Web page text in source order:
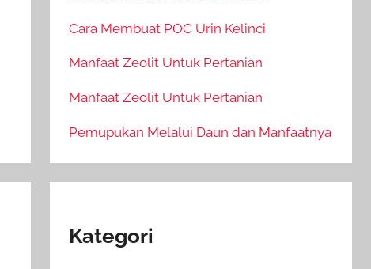
Cara Membuat POC Urin Kelinci
Manfaat Zeolit Untuk Pertanian
Manfaat Zeolit Untuk Pertanian
Pemupukan Melalui Daun dan Manfaatnya
Kategori